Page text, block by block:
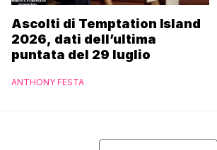
Ascolti di Temptation Island
2026, dati dell’ultima
puntata del 29 luglio
ANTHONY FESTA